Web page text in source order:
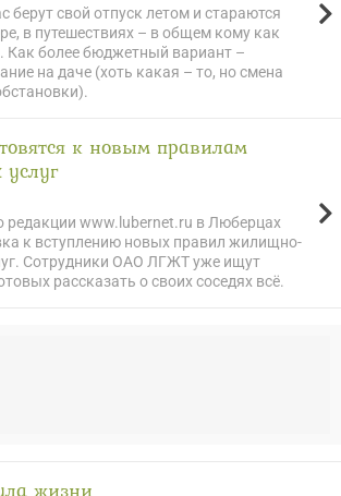
берут свой отпуск летом и стараются
в путешествиях – в общем кому как
Как более бюджетный вариант –
на даче (хоть какая – то, но смена
к новым правилам
редакции www.lubernet.ru в Люберцах
к вступлению новых правил жилищно-
Сотрудники ОАО ЛГЖТ уже ищут
рассказать о своих соседях всё.
жизни